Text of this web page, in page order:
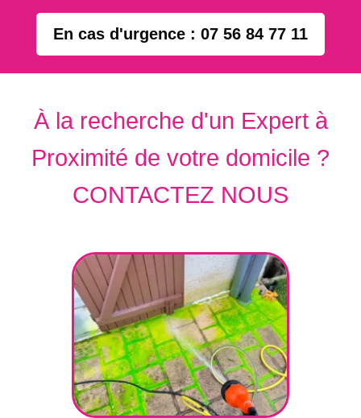
En cas d'urgence : 07 56 84 77 11
À la recherche d'un Expert à
Proximité de votre domicile ?
CONTACTEZ NOUS